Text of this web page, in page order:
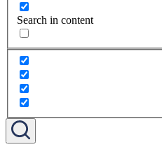
Search in content